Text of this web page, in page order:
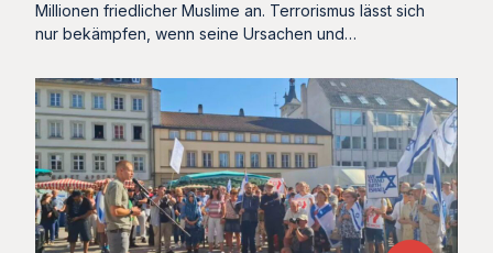
Millionen friedlicher Muslime an. Terrorismus lässt sich
nur bekämpfen, wenn seine Ursachen und…